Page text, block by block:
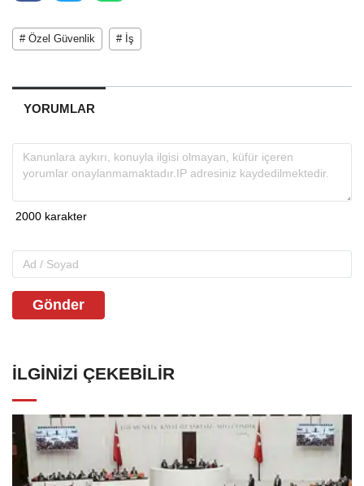
# Özel Güvenlik # İş
YORUMLAR
Gönder
İLGINIZI ÇEKEBILIR